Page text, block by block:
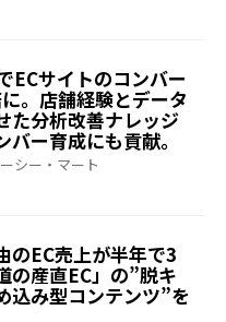
ECサイトのコンバー
。店舗経験とデータ
た分析改善ナレッジ
バー育成にも貢献。
シー・マート
のEC売上が半年で3
の産直EC」の”脱キ
込み型コンテンツ”を